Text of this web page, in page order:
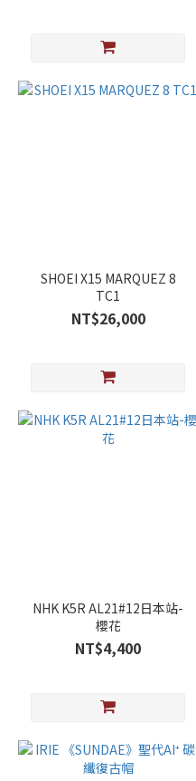
SHOEI X15 MARQUEZ 8
TC1
NT$26,000
NHK K5R AL21#12日本站-
櫻花
NT$4,400